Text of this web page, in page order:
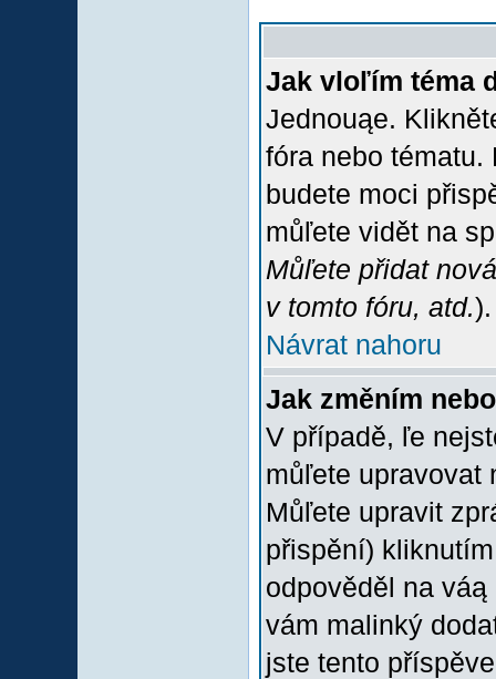
Jak vloľím téma
Jednouąe.
fóra nebo
budete moci
můľete vidět na
Můľete přidat
v tomto fóru, atd.).
Návrat nahoru
Jak změním
V případě, ľe
můľete upravovat
Můľete upravit
přispění)
odpověděl na
vám malinký
jste tento